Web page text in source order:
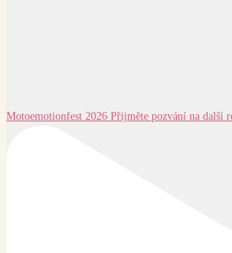
Motoemotionfest 2026 Přijměte pozvání na další